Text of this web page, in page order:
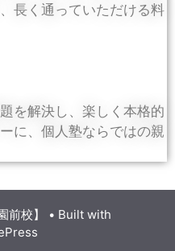
長く通っていただける料
を解決し、楽しく本格的
に、個人塾ならではの親
校】
• Built with